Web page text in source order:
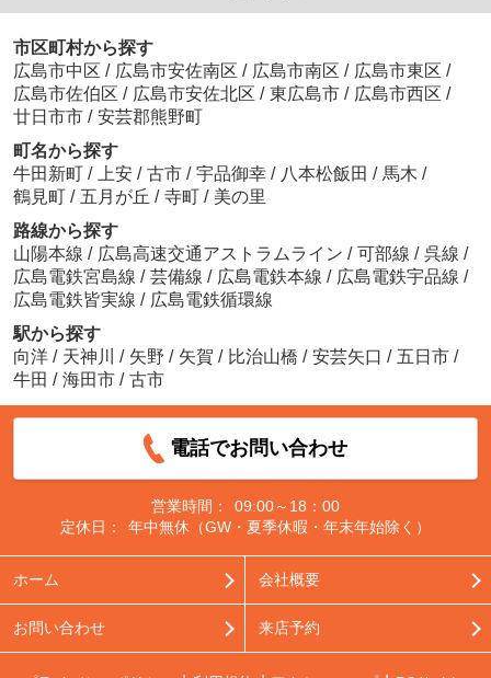
市区町村から探す
広島市中区 / 広島市安佐南区 / 広島市南区 / 広島市東区 /
広島市佐伯区 / 広島市安佐北区 / 東広島市 / 広島市西区 /
廿日市市 / 安芸郡熊野町
町名から探す
牛田新町 / 上安 / 古市 / 宇品御幸 / 八本松飯田 / 馬木 /
鶴見町 / 五月が丘 / 寺町 / 美の里
路線から探す
山陽本線 / 広島高速交通アストラムライン / 可部線 / 呉線 /
広島電鉄宮島線 / 芸備線 / 広島電鉄本線 / 広島電鉄宇品線 /
広島電鉄皆実線 / 広島電鉄循環線
駅から探す
向洋 / 天神川 / 矢野 / 矢賀 / 比治山橋 / 安芸矢口 / 五日市 /
牛田 / 海田市 / 古市
電話でお問い合わせ
営業時間：
09:00～18：00
定休日：
年中無休（GW・夏季休暇・年末年始除く）
ホーム 会社概要
お問い合わせ 来店予約